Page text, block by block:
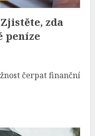
zda
peníze
čerpat finanční